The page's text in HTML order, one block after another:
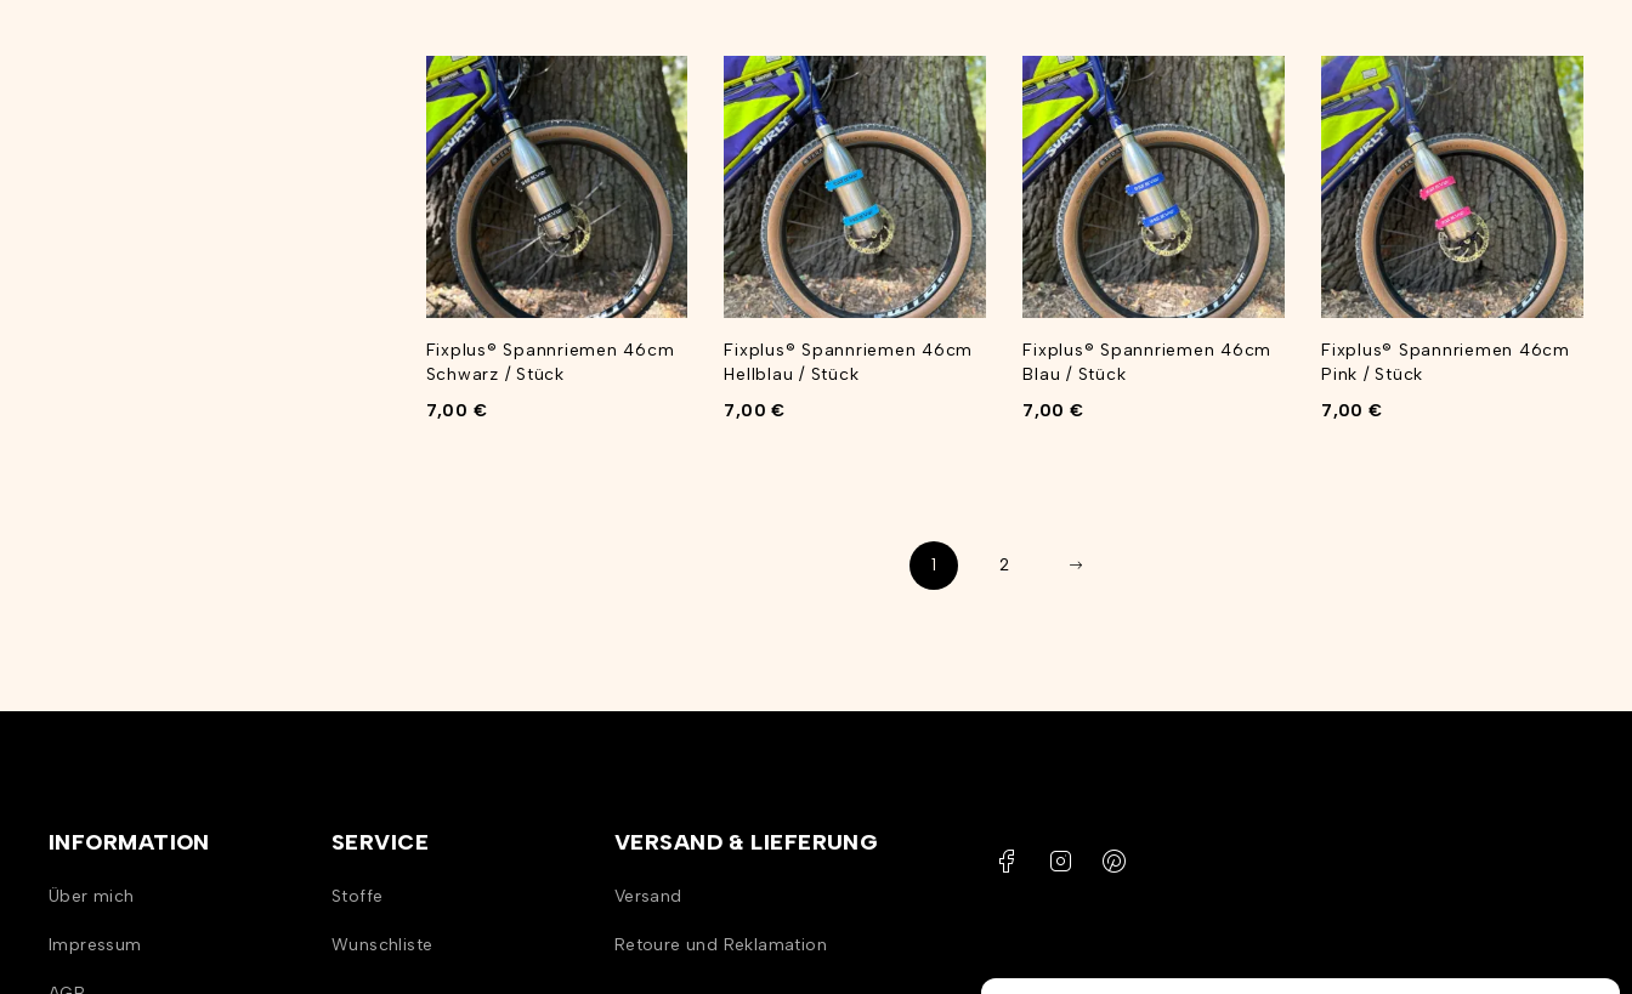
Fixplus® Spannriemen 46cm
Schwarz / Stück
7,00 €
Fixplus® Spannriemen 46cm
Hellblau / Stück
7,00€
Fixplus® Spannriemen 46cm
Blau / Stück
7,00€
Fixplus® Spannriemen 46cm
Pink / Stück
7,00€
1 2
INFORMATION
Über mich
Impressum
SERVICE
Stoffe
Wunschliste
VERSAND & LIEFERUNG
Versand
Retoure und Reklamation